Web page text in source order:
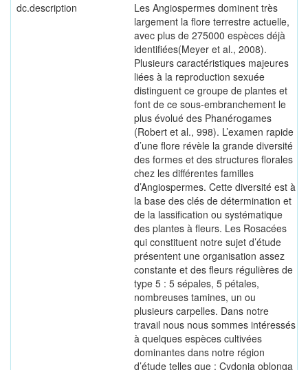
dc.description
Les Angiospermes dominent très
largement la flore terrestre actuelle,
avec plus de 275000 espèces déjà
identifiées(Meyer et al., 2008).
Plusieurs caractéristiques majeures
liées à la reproduction sexuée
distinguent ce groupe de plantes et
font de ce sous-embranchement le
plus évolué des Phanérogames
(Robert et al., 998). L’examen rapide
d’une flore révèle la grande diversité
des formes et des structures florales
chez les différentes familles
d’Angiospermes. Cette diversité est à
la base des clés de détermination et
de la lassification ou systématique
des plantes à fleurs. Les Rosacées
qui constituent notre sujet d’étude
présentent une organisation assez
constante et des fleurs régulières de
type 5 : 5 sépales, 5 pétales,
nombreuses tamines, un ou
plusieurs carpelles. Dans notre
travail nous nous sommes intéressés
à quelques espèces cultivées
dominantes dans notre région
d’étude telles que : Cydonia oblonga